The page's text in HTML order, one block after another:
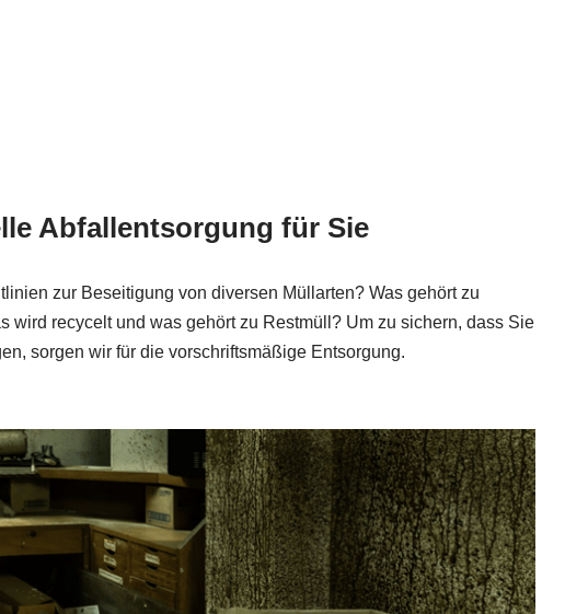
Abfallentsorgung für Sie
zur Beseitigung von diversen Müllarten? Was gehört zu
wird recycelt und was gehört zu Restmüll? Um zu sichern, dass Sie
sorgen wir für die vorschriftsmäßige Entsorgung.